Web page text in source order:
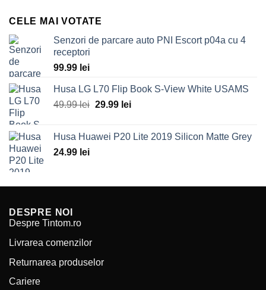
70.00 lei.
CELE MAI VOTATE
Senzori de parcare auto PNI Escort p04a cu 4
receptori
99.99 lei
Husa LG L70 Flip Book S-View White USAMS
49.99lei Original
49.99 lei.
29.99 leiCurrent
29.99 lei.
Husa Huawei P20 Lite 2019 Silicon Matte Grey
24.99 lei
DESPRE NOI
Despre Tintom.ro
Livrarea comenzilor
Returnarea produselor
Cariere